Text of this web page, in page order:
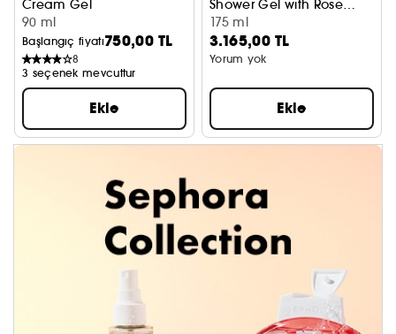
Cream Gel
Jel Krem
90 ml
Başlangıç fiyatı750,00 TL
8
3 seçenek mevcuttur
Ekle
Shower Gel with Rose
Water – Shower Gel for
the Body
175 ml
3.165,00 TL
Yorum yok
Ekle